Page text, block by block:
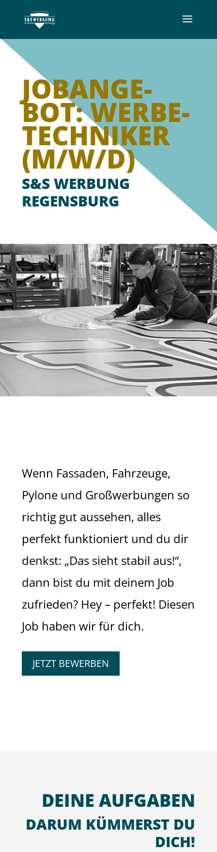
JOB­AN­GE­
BOT: WERBE­
TECH­NIKER
(M/W/D)
S&S WERBUNG
REGENSBURG
Wenn Fassaden, Fahrzeuge,
Pylone und Großwerbungen so
richtig gut aussehen, alles
perfekt funktioniert und du dir
denkst: „Das sieht stabil aus!“,
dann bist du mit deinem Job
zufrieden? Hey – perfekt! Diesen
Job haben wir für dich.
JETZT BEWERBEN
DEINE AUFGABEN
DARUM KÜMMERST DU
DICH!